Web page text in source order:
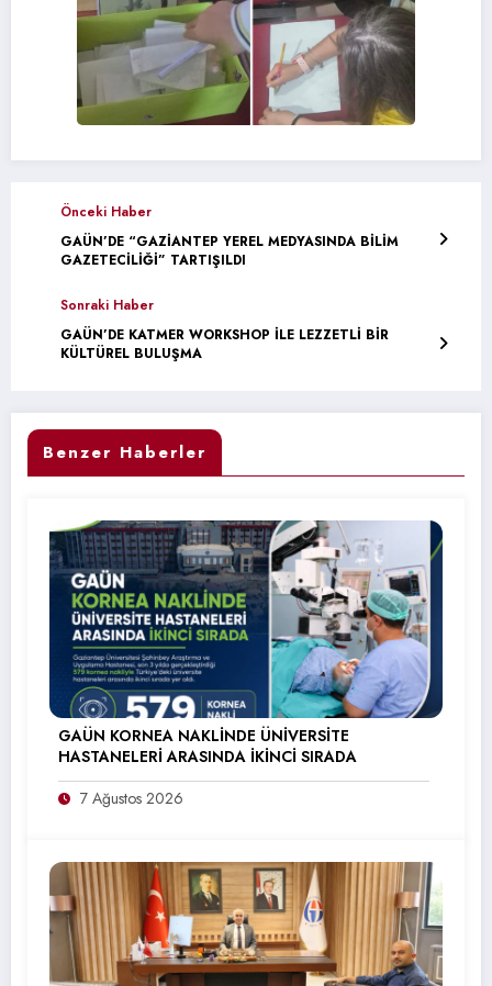
Önceki Haber
GAÜN’DE “GAZİANTEP YEREL MEDYASINDA BİLİM
GAZETECİLİĞİ” TARTIŞILDI
Sonraki Haber
GAÜN’DE KATMER WORKSHOP İLE LEZZETLİ BİR
KÜLTÜREL BULUŞMA
Benzer Haberler
GAÜN KORNEA NAKLİNDE ÜNİVERSİTE
HASTANELERİ ARASINDA İKİNCİ SIRADA
7 Ağustos 2026